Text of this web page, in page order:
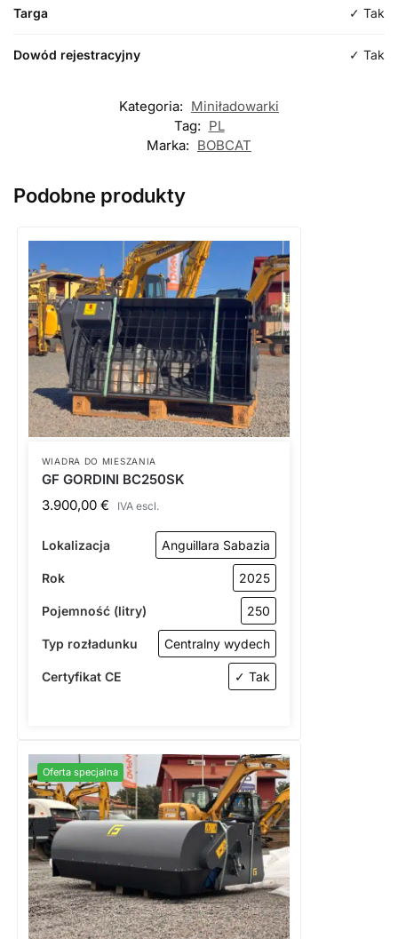
standard
Targa ✓ Tak
Dowód rejestracyjny ✓ Tak
Kategoria: Miniładowarki
Tag: PL
Marka: BOBCAT
Podobne produkty
WIADRA DO MIESZANIA
GF GORDINI BC250SK
3.900,00 € IVA escl.
Lokalizacja Anguillara Sabazia
Rok 2025
Pojemność (litry) 250
Typ rozładunku Centralny wydech
Certyfikat CE ✓ Tak
Oferta specjalna